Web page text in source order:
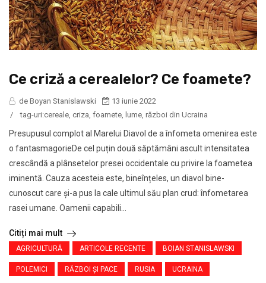
Ce criză a cerealelor? Ce foamete?
de Boyan Stanislawski
13 iunie 2022
/
tag-uri:cereale, criza, foamete, lume, război din Ucraina
Presupusul complot al Marelui Diavol de a înfometa omenirea este
o fantasmagorieDe cel puțin două săptămâni ascult intensitatea
crescândă a plânsetelor presei occidentale cu privire la foametea
iminentă. Cauza acesteia este, bineînțeles, un diavol bine-
cunoscut care și-a pus la cale ultimul său plan crud: înfometarea
rasei umane. Oamenii capabili...
Citiți mai mult
AGRICULTURĂ ARTICOLE RECENTE BOIAN STANISLAWSKI
POLEMICI RĂZBOI ŞI PACE RUSIA UCRAINA